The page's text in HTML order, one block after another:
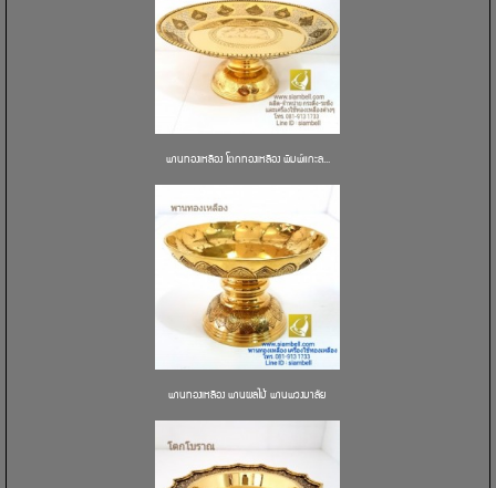
พานทองเหลือง โตกทองเหลือง พิมพ์แกะล...
พานทองเหลือง พานผลไม้ พานพวงมาลัย